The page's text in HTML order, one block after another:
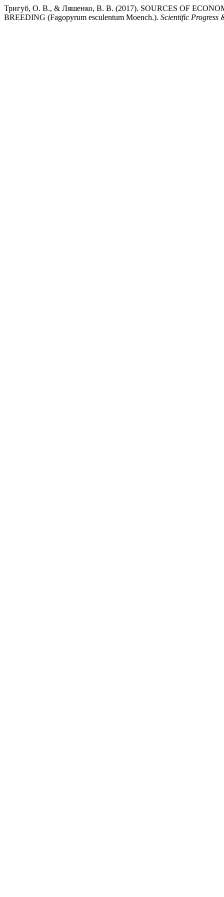
Тригуб, О. В., & Ляшенко, В. В. (2017). SOURCES OF
BREEDING (Fagopyrum esculentum Moench.). Scientific Progress